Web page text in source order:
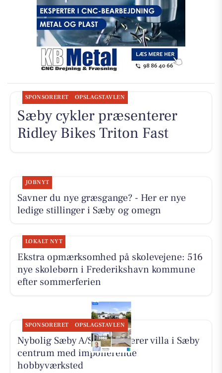
SPONSORERET OPSLAGSTAVLEN
Sæby cykler præsenterer
Ridley Bikes Triton Fast
JOBNYT
Savner du nye græsgange? - Her er nye
ledige stillinger i Sæby og omegn
LOKALT NYT
Ekstra opmærksomhed på skolevejene: 516
nye skolebørn i Frederikshavn kommune
efter sommerferien
SPONSORERET OPSLAGSTAVLEN
Nybolig Sæby A/S præsenterer villa i Sæby
centrum med imponerende
hobbyværksted